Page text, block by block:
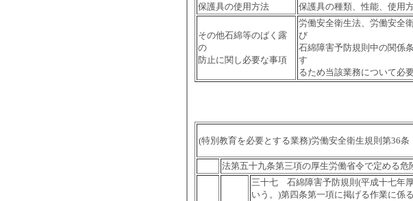
保護具の使用方法 保護具の種類、性能、使用
その他石綿等のばく露
の
防止に関し必要な事項
労働安全衛生法、労働安全
び
石綿障害予防規則中の関係
す
るため当該業務について必
(特別教育を必要とする業務)労働安全衛生規則第36条
法第五十九条第三項の厚生労働省令で定める危
三十七 石綿障害予防規則(平成十七年
いう。)第四条第一項に掲げる作業に係